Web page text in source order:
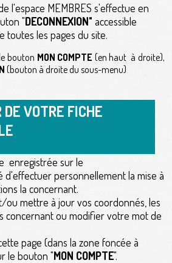
l'espace MEMBRES s'effectue en
"DECONNEXION" accessible
toutes les pages du site.
bouton MON COMPTE (en haut à droite),
(bouton à droite du sous-menu)
VOTRE FICHE
enregistrée sur le
d'effectuer personnellement la mise à
la concernant.
ou mettre à jour vos coordonnés, les
concernant ou modifier votre mot de
page (dans la zone foncée à
le bouton "MON COMPTE".